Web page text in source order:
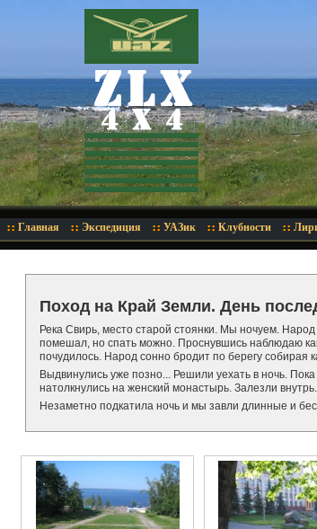
Главная Экспедиция УАЗик Клубности
Поход на Край Земли. День
Река Свирь, место старой стоянки. Мы ночуем.
помешал, но спать можно. Проснувшись наблюдаю
почудилось. Народ сонно бродит по берегу собирая
Выдвинулись уже позно... Решили уехать в ночь.
натолкнулись на женский монастырь. Залезли
Незаметно подкатила ночь и мы завли длинные и